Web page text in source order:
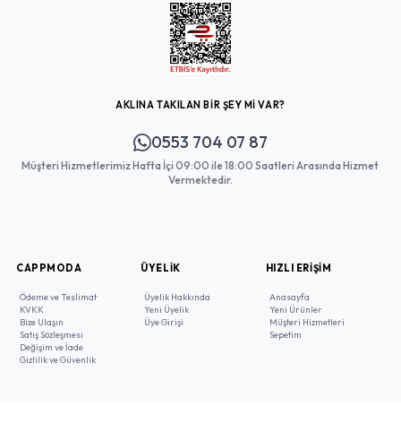
AKLINA TAKILAN BİR ŞEY Mİ VAR?
0553 704 07 87
Müşteri Hizmetlerimiz Hafta İçi 09:00 ile 18:00 Saatleri Arasında Hizmet
Vermektedir.
CAPPMODA
Ödeme ve Teslimat
KVKK
Bize Ulaşın
Satış Sözleşmesi
Değişim ve İade
Gizlilik ve Güvenlik
ÜYELIK
Üyelik Hakkında
Yeni Üyelik
Üye Girişi
HIZLI ERIŞIM
Anasayfa
Yeni Ürünler
Müşteri Hizmetleri
Sepetim